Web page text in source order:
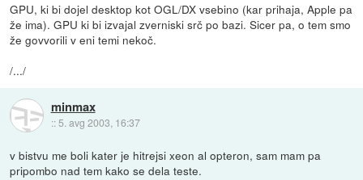
GPU, ki bi dojel desktop kot OGL/DX vsebino (kar prihaja, Apple pa
že ima). GPU ki bi izvajal zverniski srč po bazi. Sicer pa, o tem smo
že govvorili v eni temi nekoč.
/.../
minmax
:: 5. avg 2003, 16:37
v bistvu me boli kater je hitrejsi xeon al opteron, sam mam pa
pripombo nad tem kako se dela teste.